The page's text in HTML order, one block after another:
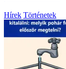
Hírek Történetek